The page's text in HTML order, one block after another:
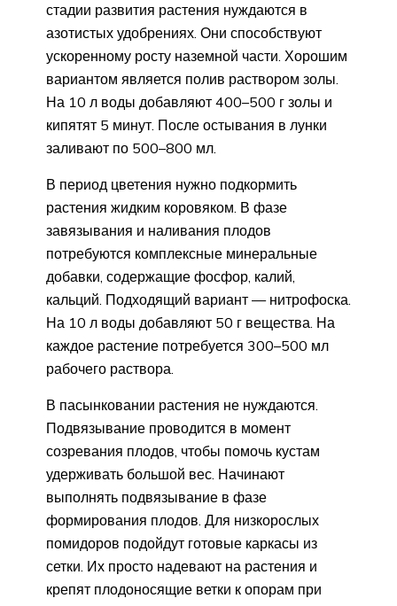
стадии развития растения нуждаются в
азотистых удобрениях. Они способствуют
ускоренному росту наземной части. Хорошим
вариантом является полив раствором золы.
На 10 л воды добавляют 400–500 г золы и
кипятят 5 минут. После остывания в лунки
заливают по 500–800 мл.
В период цветения нужно подкормить
растения жидким коровяком. В фазе
завязывания и наливания плодов
потребуются комплексные минеральные
добавки, содержащие фосфор, калий,
кальций. Подходящий вариант — нитрофоска.
На 10 л воды добавляют 50 г вещества. На
каждое растение потребуется 300–500 мл
рабочего раствора.
В пасынковании растения не нуждаются.
Подвязывание проводится в момент
созревания плодов, чтобы помочь кустам
удерживать большой вес. Начинают
выполнять подвязывание в фазе
формирования плодов. Для низкорослых
помидоров подойдут готовые каркасы из
сетки. Их просто надевают на растения и
крепят плодоносящие ветки к опорам при